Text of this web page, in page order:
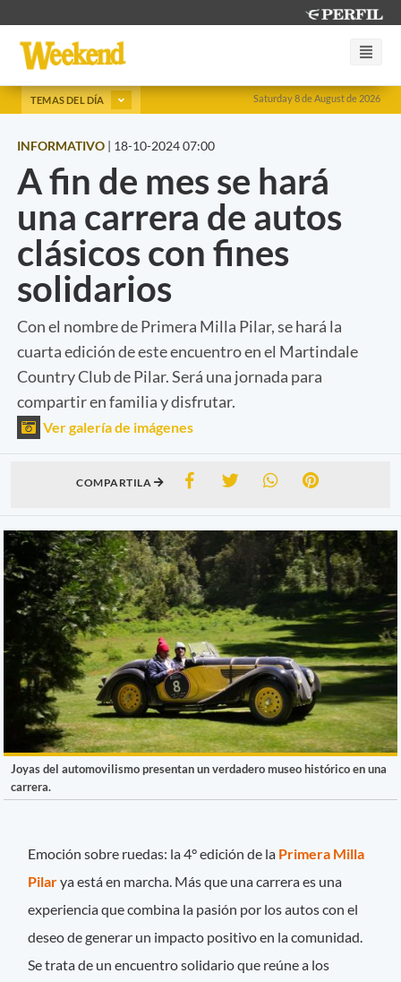
Saturday 8 de August de 2026
TEMAS DEL DÍA
INFORMATIVO | 18-10-2024 07:00
A fin de mes se hará
una carrera de autos
clásicos con fines
solidarios
Con el nombre de Primera Milla Pilar, se hará la
cuarta edición de este encuentro en el Martindale
Country Club de Pilar. Será una jornada para
compartir en familia y disfrutar.
Ver galería de imágenes
COMPARTILA
Joyas del automovilismo presentan un verdadero museo histórico en una
carrera.
Emoción sobre ruedas: la 4° edición de la Primera Milla
Pilarya está en marcha. Más que una carrera es una
experiencia que combina la pasión por los autos con el
deseo de generar un impacto positivo en la comunidad.
Se trata de un encuentro solidario que reúne a los